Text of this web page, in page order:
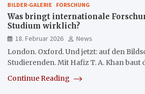
BILDER-GALERIE FORSCHUNG
Was bringt internationale
Studium wirklich?
18. Februar 2026
News
London. Oxford. Und jetzt: auf den
Studierenden. Mit Hafiz T. A. Khan baut
Continue Reading